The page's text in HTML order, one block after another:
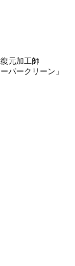
元加工師
パークリーン」